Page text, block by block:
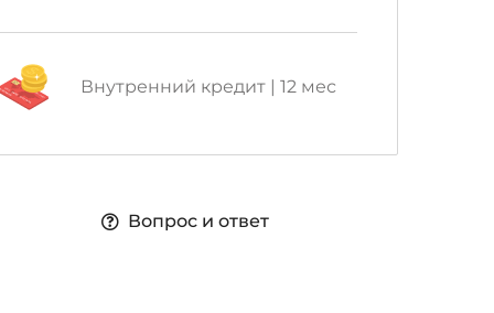
Внутренний кредит | 12 мес
Вопрос и ответ